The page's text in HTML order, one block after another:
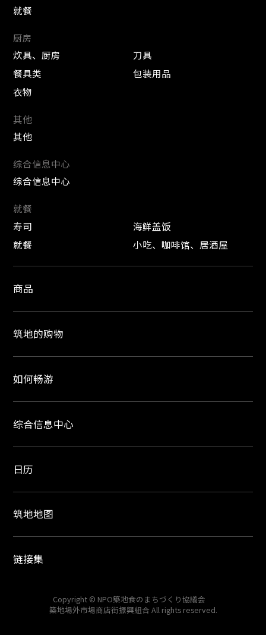
就餐
厨房
炊具、厨房
刀具
餐具类
包装用品
衣物
其他
其他
综合信息中心
综合信息中心
就餐
寿司
海鲜盖饭
就餐
小吃、咖啡馆、居酒屋
商品
筑地的购物
如何畅游
综合信息中心
日历
筑地地图
链接集
Copyright © NPO築地食のまちづくり協議会
築地場外市場商店街振興組合 All rights reserved.